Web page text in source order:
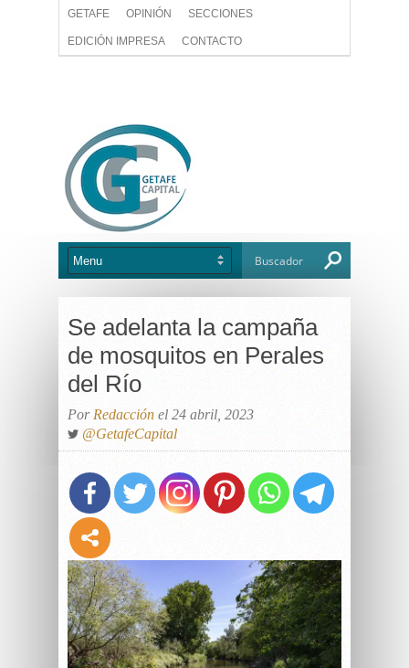
GETAFE OPINIÓN SECCIONES
EDICIÓN IMPRESA CONTACTO
Se adelanta la campaña
de mosquitos en Perales
del Río
Por Redacción el 24 abril, 2023
@GetafeCapital